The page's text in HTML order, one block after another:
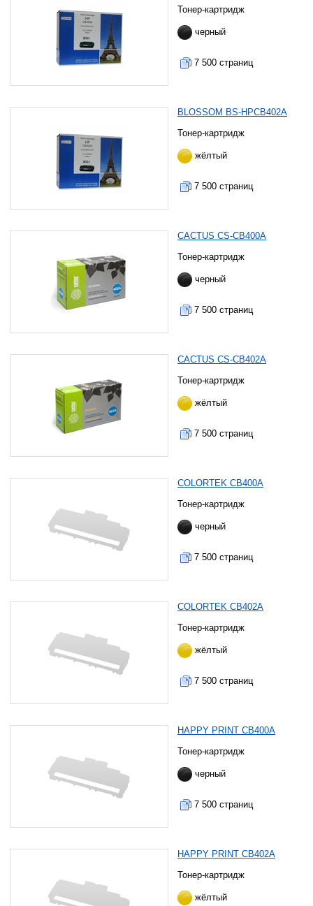
Тонер-картридж
черный
7 500 страниц
BLOSSOM BS-HPCB402A
Тонер-картридж
жёлтый
7 500 страниц
CACTUS CS-CB400A
Тонер-картридж
черный
7 500 страниц
CACTUS CS-CB402A
Тонер-картридж
жёлтый
7 500 страниц
COLORTEK CB400A
Тонер-картридж
черный
7 500 страниц
COLORTEK CB402A
Тонер-картридж
жёлтый
7 500 страниц
HAPPY PRINT CB400A
Тонер-картридж
черный
7 500 страниц
HAPPY PRINT CB402A
Тонер-картридж
жёлтый